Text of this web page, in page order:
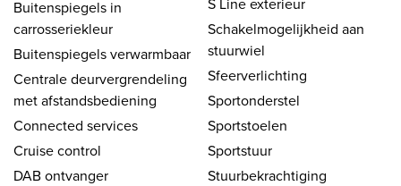
Buitenspiegels in
carrosseriekleur
Buitenspiegels verwarmbaar
Centrale deurvergrendeling
met afstandsbediening
Connected services
Cruise control
DAB ontvanger
Schakelmogelijkheid aan
stuurwiel
Sfeerverlichting
Sportonderstel
Sportstoelen
Sportstuur
Stuurbekrachtiging